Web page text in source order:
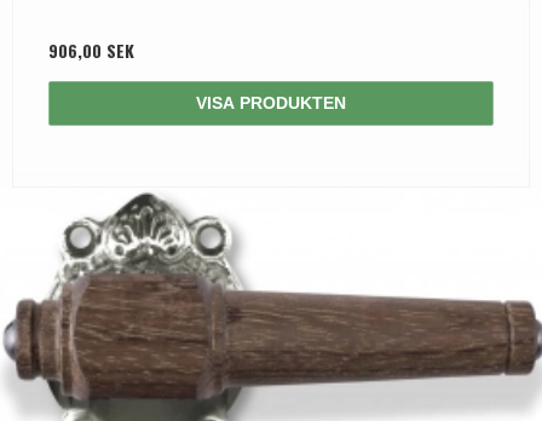
906,00 SEK
VISA PRODUKTEN